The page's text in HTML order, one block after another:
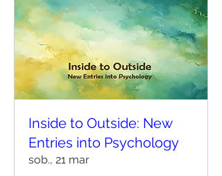
Inside to Outside: New
Entries into Psychology
sob., 21 mar